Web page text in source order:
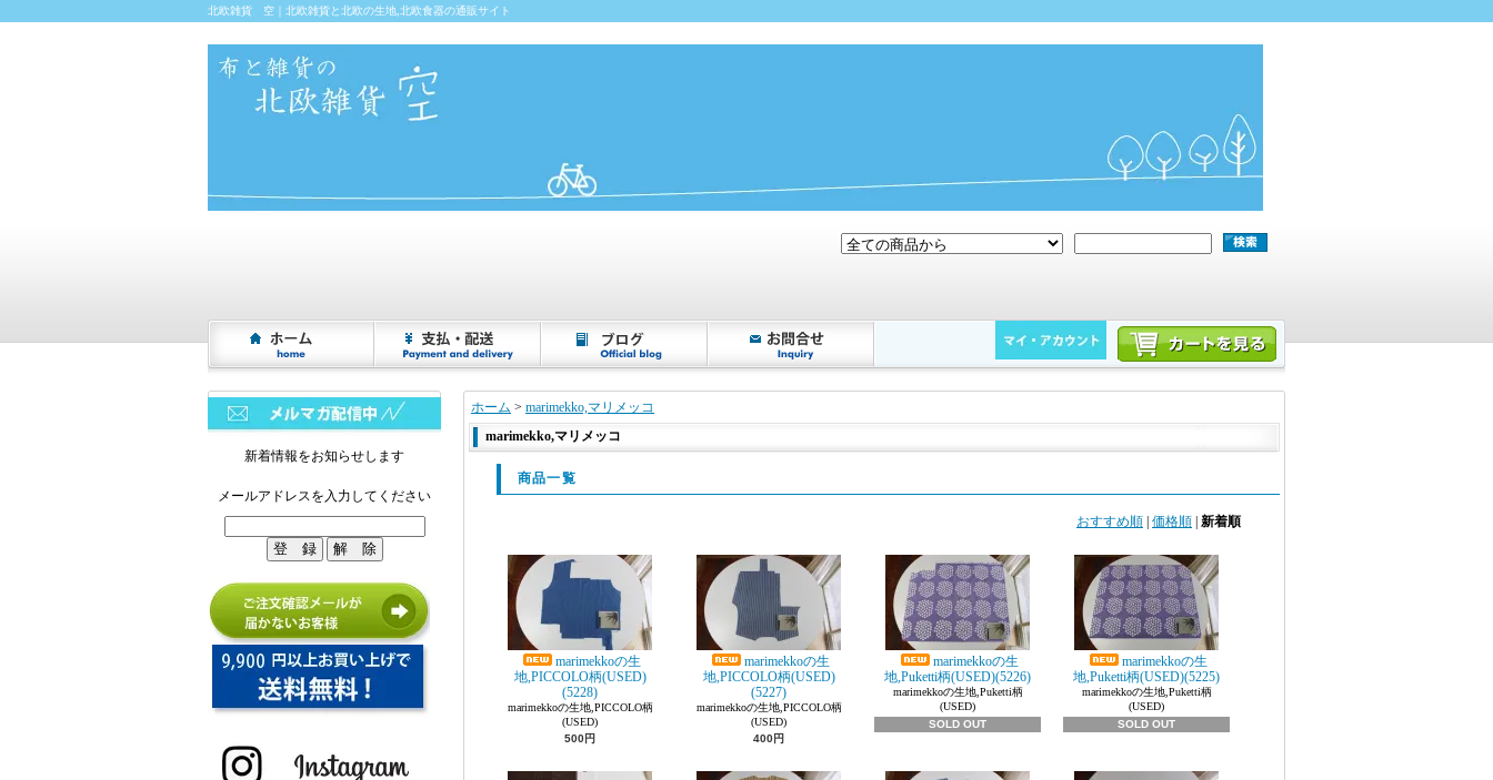
北欧雑貨 空｜北欧雑貨と北欧の生地,北欧食器の通販サイト
新着情報をお知らせします
メールアドレスを入力してください
ホーム > marimekko,マリメッコ
marimekko,マリメッコ
商品一覧
おすすめ順 価格順 新着順
marimekkoの生
地,PICCOLO柄(USED)
(5228)
marimekkoの生地,PICCOLO柄
(USED)
500円
marimekkoの生
地,PICCOLO柄(USED)
(5227)
marimekkoの生地,PICCOLO柄
(USED)
400円
marimekkoの生
地,Puketti柄(USED)(5226)
marimekkoの生地,Puketti柄
(USED)
SOLD OUT
marimekkoの生
地,Puketti柄(USED)(5225)
marimekkoの生地,Puketti柄
(USED)
SOLD OUT